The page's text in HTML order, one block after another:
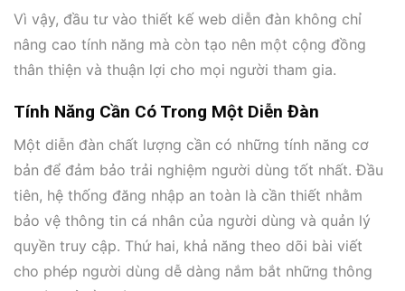
Vì vậy, đầu tư vào thiết kế web diễn đàn không chỉ
nâng cao tính năng mà còn tạo nên một cộng đồng
thân thiện và thuận lợi cho mọi người tham gia.
Tính Năng Cần Có Trong Một Diễn Đàn
Một diễn đàn chất lượng cần có những tính năng cơ
bản để đảm bảo trải nghiệm người dùng tốt nhất. Đầu
tiên, hệ thống đăng nhập an toàn là cần thiết nhằm
bảo vệ thông tin cá nhân của người dùng và quản lý
quyền truy cập. Thứ hai, khả năng theo dõi bài viết
cho phép người dùng dễ dàng nắm bắt những thông